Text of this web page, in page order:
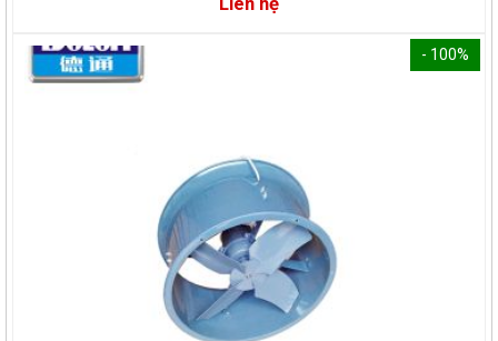
- 100%